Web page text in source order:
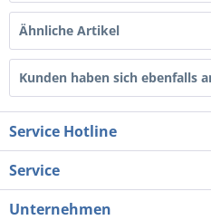
Ähnliche Artikel
Kunden haben sich ebenfalls
Service Hotline
Service
Unternehmen